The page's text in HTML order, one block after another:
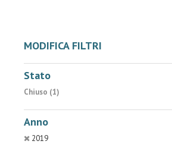
MODIFICA FILTRI
Stato
Chiuso (1)
Anno
2019